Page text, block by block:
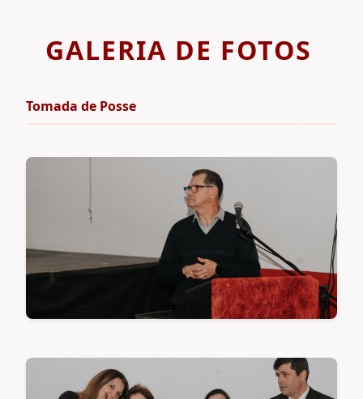
GALERIA DE FOTOS
Tomada de Posse